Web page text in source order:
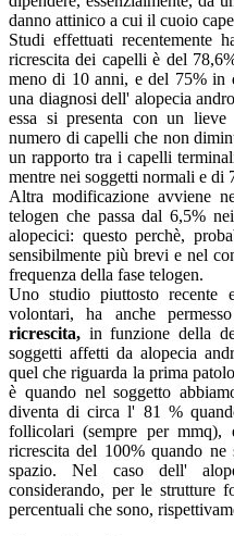
danno attinico a cui il cuoio
Studi effettuati recentemente
ricrescita dei capelli è del
meno di 10 anni, e del 75%
una diagnosi dell' alopecia
essa si presenta con un
numero di capelli che non
un rapporto tra i capelli
mentre nei soggetti normali e di
Altra modificazione avviene
telogen che passa dal 6,5%
alopecici: questo perchè,
sensibilmente più brevi e nel
frequenza della fase telogen.
Uno studio piuttosto recente
volontari, ha anche
ricrescita, in funzione della
soggetti affetti da alopecia
quel che riguarda la prima
è quando nel soggetto
diventa di circa l' 81 %
follicolari (sempre per mmq),
ricrescita del 100% quando
spazio. Nel caso dell'
considerando, per le strutture
percentuali che sono,